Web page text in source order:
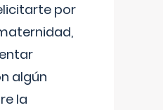
por
algún
la